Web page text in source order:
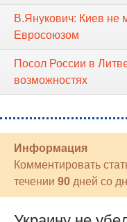
В.Янукович: Киев не
Евросоюзом
Посол России в
возможностях
Информация
Комментировать
течении 90 дней со